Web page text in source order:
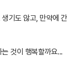
기도 않고, 만약에
것이 행복할까요...